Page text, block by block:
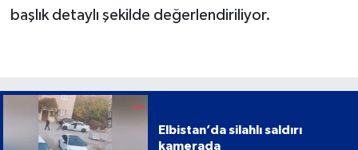
başlık detaylı şekilde değerlendiriliyor.
Elbistan’da silahlı saldırı
kamerada